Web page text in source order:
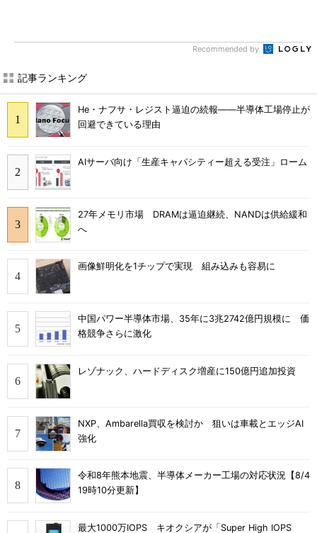
Recommended by
記事ランキング
He・ナフサ・レジスト逼迫の続報――半導体工場停止が
回避できている理由
AIサーバ向け「生産キャパシティー超える受注」ローム
27年メモリ市場 DRAMは逼迫継続、NANDは供給緩和
へ
画像鮮明化を1チップで実現 組み込みも容易に
中国パワー半導体市場、35年に3兆2742億円規模に 価
格競争さらに激化
レゾナック、ハードディスク増産に150億円追加投資
NXP、Ambarella買収を検討か 狙いは車載とエッジAI
強化
令和8年熊本地震、半導体メーカー工場の対応状況【8/4
19時10分更新】
最大1000万IOPS キオクシアが「Super High IOPS